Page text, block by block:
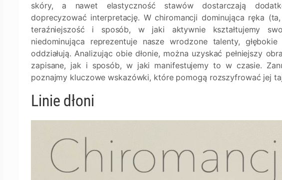
skóry, a nawet elastyczność stawów dostarczają
doprecyzować interpretację. W chiromancji dominująca ręka
teraźniejszość i sposób, w jaki aktywnie kształtujemy
niedominująca reprezentuje nasze wrodzone talenty,
oddziałują. Analizując obie dłonie, można uzyskać pełniejszy
zapisane, jak i sposób, w jaki manifestujemy to w czasie.
poznajmy kluczowe wskazówki, które pomogą rozszyfrować jej
Linie dłoni